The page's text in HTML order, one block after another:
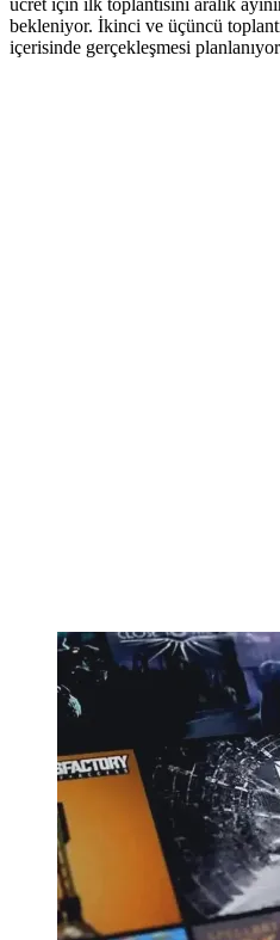
ücret için ilk toplantısını aralık
bekleniyor. İkinci ve üçüncü
içerisinde gerçekleşmesi